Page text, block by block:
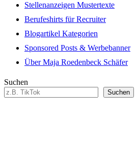
Stellenanzeigen Mustertexte
Berufeshirts für Recruiter
Blogartikel Kategorien
Sponsored Posts & Werbebanner
Über Maja Roedenbeck Schäfer
Suchen
Suchen